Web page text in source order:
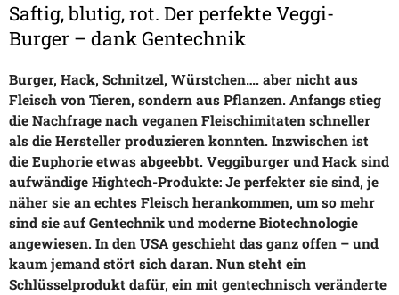
Saftig, blutig, rot. Der perfekte Veggi-
Burger – dank Gentechnik
Burger, Hack, Schnitzel, Würstchen…. aber nicht aus
Fleisch von Tieren, sondern aus Pflanzen. Anfangs stieg
die Nachfrage nach veganen Fleischimitaten schneller
als die Hersteller produzieren konnten. Inzwischen ist
die Euphorie etwas abgeebbt. Veggiburger und Hack sind
aufwändige Hightech-Produkte: Je perfekter sie sind, je
näher sie an echtes Fleisch herankommen, um so mehr
sind sie auf Gentechnik und moderne Biotechnologie
angewiesen. In den USA geschieht das ganz offen – und
kaum jemand stört sich daran. Nun steht ein
Schlüsselprodukt dafür, ein mit gentechnisch veränderte